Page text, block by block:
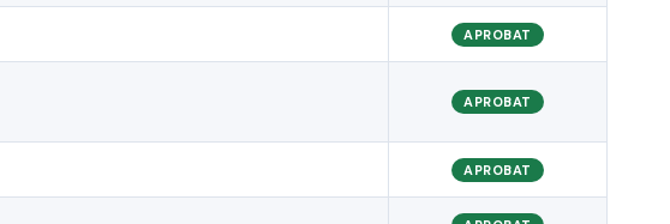
APROBAT
APROBAT
APROBAT